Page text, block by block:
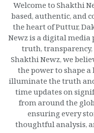
Welcome to Shakthi
based, authentic, and
the heart of Puttur,
Newz is a digital
truth,
Shakthi Newz, we
the power to shape
illuminate the truth
time updates on
from around the
ensuring every
thoughtful analysis,